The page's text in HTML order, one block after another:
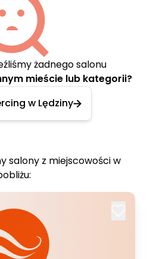
żadnego salonu
mieście lub kategorii?
w Lędziny
salony z miejscowości w